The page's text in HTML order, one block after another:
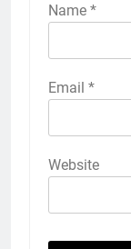
Name *
Email *
Website